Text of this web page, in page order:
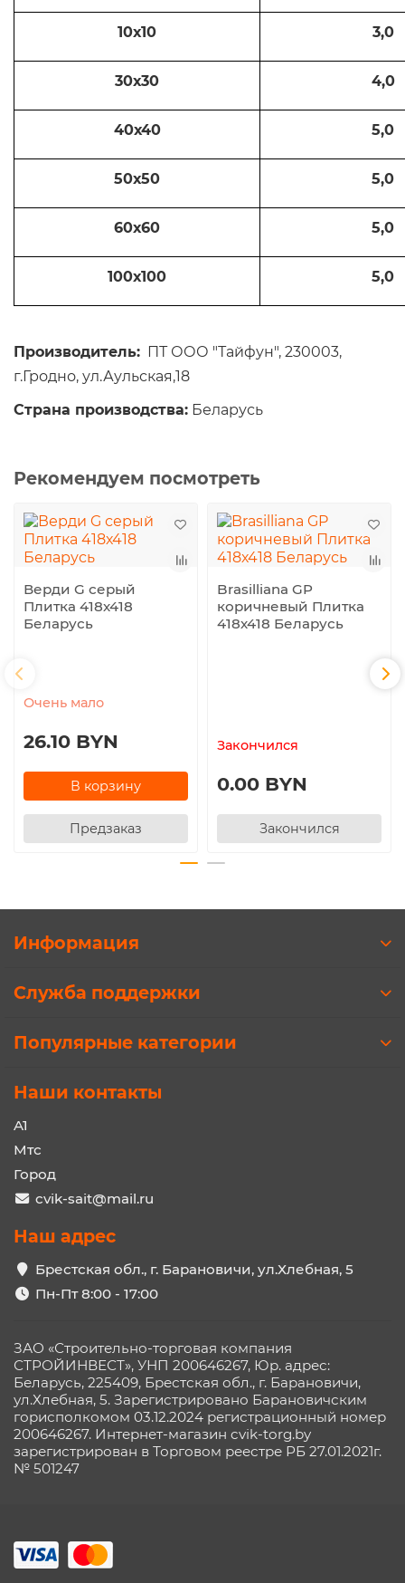
10х10 3,0
30х30 4,0
40х40 5,0
50х50 5,0
60х60 5,0
100х100 5,0
Производитель: ПТ ООО "Тайфун", 230003,
г.Гродно, ул.Аульская,18
Страна производства: Беларусь
Рекомендуем посмотреть
Верди G серый
Плитка 418х418
Беларусь
Очень мало
26.10 BYN
В корзину
Предзаказ
Brasilliana GP
коричневый Плитка
418х418 Беларусь
Закончился
0.00 BYN
Закончился
Информация
Служба поддержки
Популярные категории
Наши контакты
A1
Мтс
Город
cvik-sait@mail.ru
Наш адрес
Брестская обл., г. Барановичи, ул.Хлебная, 5
Пн-Пт 8:00 - 17:00
ЗАО «Строительно-торговая компания
СТРОЙИНВЕСТ», УНП 200646267, Юр. адрес:
Беларусь, 225409, Брестская обл., г. Барановичи,
ул.Хлебная, 5. Зарегистрировано Барановичским
горисполкомом 03.12.2024 регистрационный номер
200646267. Интернет-магазин cvik-torg.by
зарегистрирован в Торговом реестре РБ 27.01.2021г.
№ 501247